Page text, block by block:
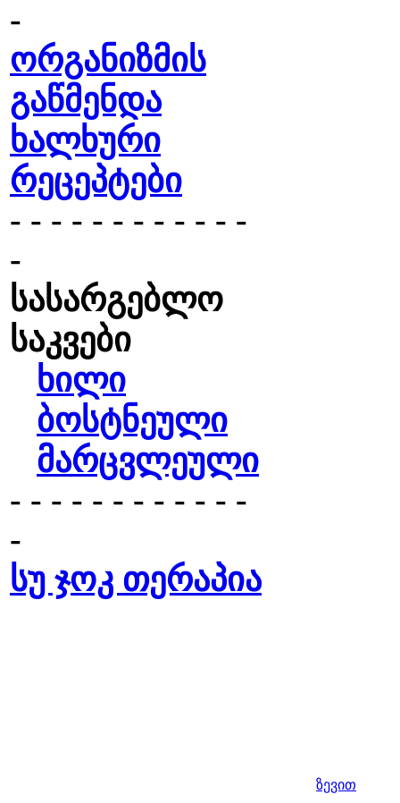
-
ორგანიზმის
გაწმენდა
ხალხური
რეცეპტები
- - - - - - - - - - - -
-
სასარგებლო
საკვები
ხილი
ბოსტნეული
მარცვლეული
- - - - - - - - - - - -
-
სუ ჯოკ თერაპია
ზევით